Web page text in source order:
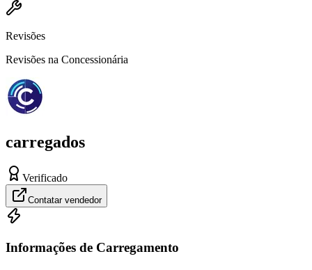
Revisões
Revisões na Concessionária
carregados
Verificado
Contatar vendedor
Informações de Carregamento